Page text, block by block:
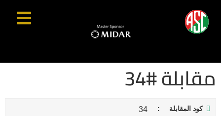
مقابلة #34
كود المقابلة 34